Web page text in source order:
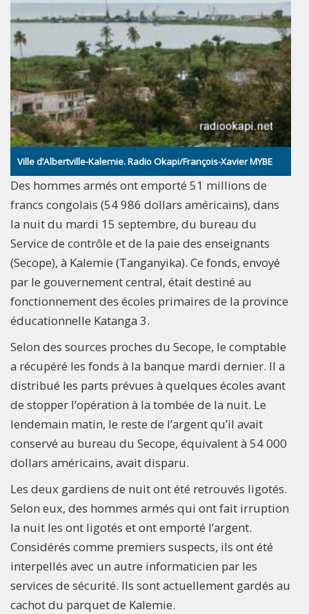
Ville d’Albertville-Kalemie. Radio Okapi/François-Xavier MYBE
Des hommes armés ont emporté 51 millions de
francs congolais (54 986 dollars américains), dans
la nuit du mardi 15 septembre, du bureau du
Service de contrôle et de la paie des enseignants
(Secope), à Kalemie (Tanganyika). Ce fonds, envoyé
par le gouvernement central, était destiné au
fonctionnement des écoles primaires de la province
éducationnelle Katanga 3.
Selon des sources proches du Secope, le comptable
a récupéré les fonds à la banque mardi dernier. Il a
distribué les parts prévues à quelques écoles avant
de stopper l’opération à la tombée de la nuit. Le
lendemain matin, le reste de l’argent qu’il avait
conservé au bureau du Secope, équivalent à 54 000
dollars américains, avait disparu.
Les deux gardiens de nuit ont été retrouvés ligotés.
Selon eux, des hommes armés qui ont fait irruption
la nuit les ont ligotés et ont emporté l’argent.
Considérés comme premiers suspects, ils ont été
interpellés avec un autre informaticien par les
services de sécurité. Ils sont actuellement gardés au
cachot du parquet de Kalemie.